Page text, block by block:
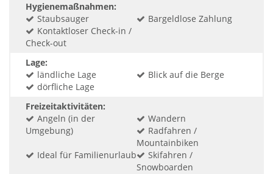
Hygienemaßnahmen:
Staubsauger
Bargeldlose Zahlung
Kontaktloser Check-in /
Check-out
Lage:
ländliche Lage
Blick auf die Berge
dörfliche Lage
Freizeitaktivitäten:
Angeln (in der
Umgebung)
Wandern
Radfahren /
Mountainbiken
Ideal für Familienurlaub
Skifahren /
Snowboarden